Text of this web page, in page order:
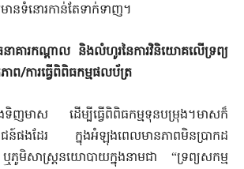
ានទំនោរកាន់តែទាក់ទាញ។
នាគារកណ្តាល និងលំហូរនៃការវិនិយោគលើទ្រព្យ
ព/ការធ្វើពិពិធកម្មផលប័ត្រ
ទិញមាស ដើម្បីធ្វើពិពិធកម្មទុនបម្រុង។មាសក៏
ន៍ផងដែរ ក្នុងអំឡុងពេលមានភាពមិនប្រាកដ
ឬភូមិសាស្ត្រនយោបាយក្នុងនាមជា “ទ្រព្យ​សកម្ម